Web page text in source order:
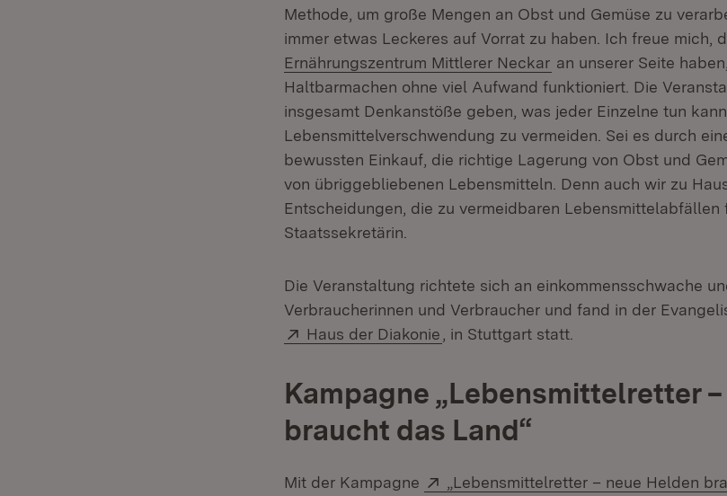
Methode, um große Mengen an Obst und Gemüse zu
immer etwas Leckeres auf Vorrat zu haben. Ich freue mich,
Ernährungszentrum Mittlerer Neckar (Öffnet in neuem
an unserer Seite
Haltbarmachen ohne viel Aufwand funktioniert. Die
insgesamt Denkanstöße geben, was jeder Einzelne tun
Lebensmittelverschwendung zu vermeiden. Sei es durch
bewussten Einkauf, die richtige Lagerung von Obst und
von übriggebliebenen Lebensmitteln. Denn auch wir zu
Entscheidungen, die zu vermeidbaren Lebensmittelabfällen
Staatssekretärin.
Die Veranstaltung richtete sich an einkommensschwache
Verbraucherinnen und Verbraucher und fand in der
Extern:
Haus der Diakonie (Öffnet in neuem Fenster)
, in Stuttgart statt.
Kampagne „Lebensmittelretter
braucht das Land“
Mit der Kampagne Extern:
„Lebensmittelretter – neue Helden